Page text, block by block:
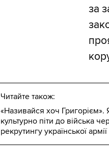
за
Читайте також:
«Називайся хоч Григорієм».
культурно піти до війська
рекрутингу української армії